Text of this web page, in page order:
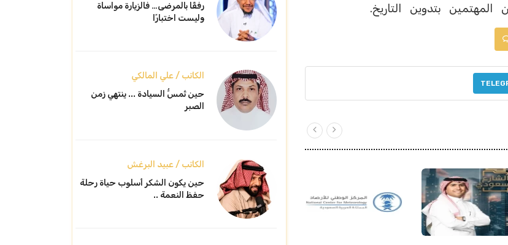
بتدوين التاريخ.
رفقًا بالمرضى… فالزيارة مواساة
وليست اختبارًا
الكاتب / علي المالكي
حين تُمسُّ السيادة ... ينتهي زمن
الصبر
الكاتب / عبيد البرغش
حين يكون الشكر أسلوب حياة رحلة
حفظ النعمة ..